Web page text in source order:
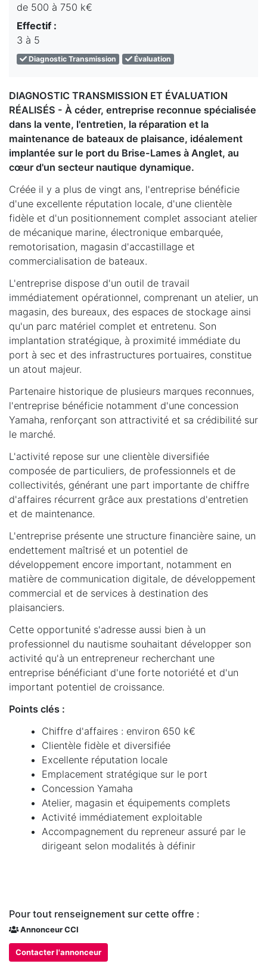
de 500 à 750 k€
Effectif :
3 à 5
Diagnostic Transmission Évaluation
DIAGNOSTIC TRANSMISSION ET ÉVALUATION
RÉALISÉS - À céder, entreprise reconnue spécialisée
dans la vente, l'entretien, la réparation et la
maintenance de bateaux de plaisance, idéalement
implantée sur le port du Brise-Lames à Anglet, au
cœur d'un secteur nautique dynamique.
Créée il y a plus de vingt ans, l'entreprise bénéficie
d'une excellente réputation locale, d'une clientèle
fidèle et d'un positionnement complet associant atelier
de mécanique marine, électronique embarquée,
remotorisation, magasin d'accastillage et
commercialisation de bateaux.
L'entreprise dispose d'un outil de travail
immédiatement opérationnel, comprenant un atelier, un
magasin, des bureaux, des espaces de stockage ainsi
qu'un parc matériel complet et entretenu. Son
implantation stratégique, à proximité immédiate du
port à sec et des infrastructures portuaires, constitue
un atout majeur.
Partenaire historique de plusieurs marques reconnues,
l'entreprise bénéficie notamment d'une concession
Yamaha, renforçant son attractivité et sa crédibilité sur
le marché.
L'activité repose sur une clientèle diversifiée
composée de particuliers, de professionnels et de
collectivités, générant une part importante de chiffre
d'affaires récurrent grâce aux prestations d'entretien
et de maintenance.
L'entreprise présente une structure financière saine, un
endettement maîtrisé et un potentiel de
développement encore important, notamment en
matière de communication digitale, de développement
commercial et de services à destination des
plaisanciers.
Cette opportunité s'adresse aussi bien à un
professionnel du nautisme souhaitant développer son
activité qu'à un entrepreneur recherchant une
entreprise bénéficiant d'une forte notoriété et d'un
important potentiel de croissance.
Points clés :
Chiffre d'affaires : environ 650 k€
Clientèle fidèle et diversifiée
Excellente réputation locale
Emplacement stratégique sur le port
Concession Yamaha
Atelier, magasin et équipements complets
Activité immédiatement exploitable
Accompagnement du repreneur assuré par le
dirigeant selon modalités à définir
Pour tout renseignement sur cette offre :
Annonceur CCI
Contacter l'annonceur